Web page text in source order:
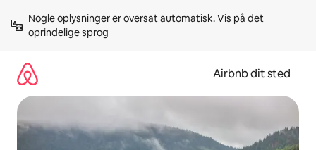
videre
Nogle oplysninger er oversat automatisk. Vis på det
oprindelige sprog
Airbnb dit sted